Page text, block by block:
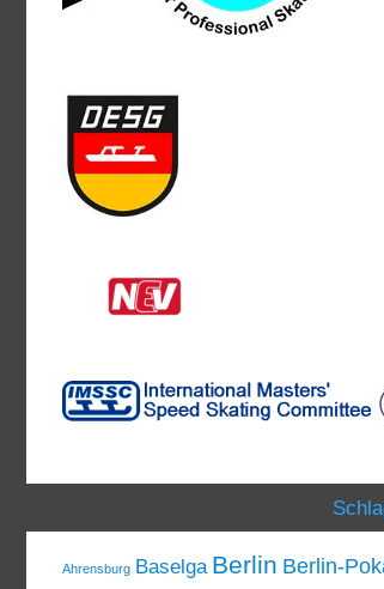
Ahrensburg Baselga Berlin Berlin-